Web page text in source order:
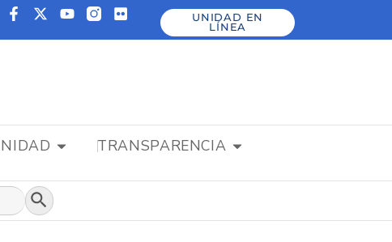
UNIDAD EN
LÍNEA
TRANSPARENCIA
Botón de búsqueda